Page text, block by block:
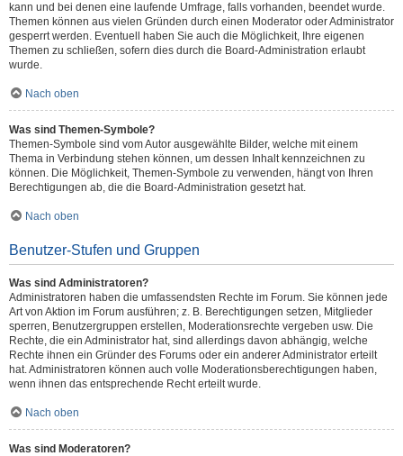
kann und bei denen eine laufende Umfrage, falls vorhanden, beendet wurde.
Themen können aus vielen Gründen durch einen Moderator oder Administrator
gesperrt werden. Eventuell haben Sie auch die Möglichkeit, Ihre eigenen
Themen zu schließen, sofern dies durch die Board-Administration erlaubt
wurde.
Nach oben
Was sind Themen-Symbole?
Themen-Symbole sind vom Autor ausgewählte Bilder, welche mit einem
Thema in Verbindung stehen können, um dessen Inhalt kennzeichnen zu
können. Die Möglichkeit, Themen-Symbole zu verwenden, hängt von Ihren
Berechtigungen ab, die die Board-Administration gesetzt hat.
Nach oben
Benutzer-Stufen und Gruppen
Was sind Administratoren?
Administratoren haben die umfassendsten Rechte im Forum. Sie können jede
Art von Aktion im Forum ausführen; z. B. Berechtigungen setzen, Mitglieder
sperren, Benutzergruppen erstellen, Moderationsrechte vergeben usw. Die
Rechte, die ein Administrator hat, sind allerdings davon abhängig, welche
Rechte ihnen ein Gründer des Forums oder ein anderer Administrator erteilt
hat. Administratoren können auch volle Moderationsberechtigungen haben,
wenn ihnen das entsprechende Recht erteilt wurde.
Nach oben
Was sind Moderatoren?